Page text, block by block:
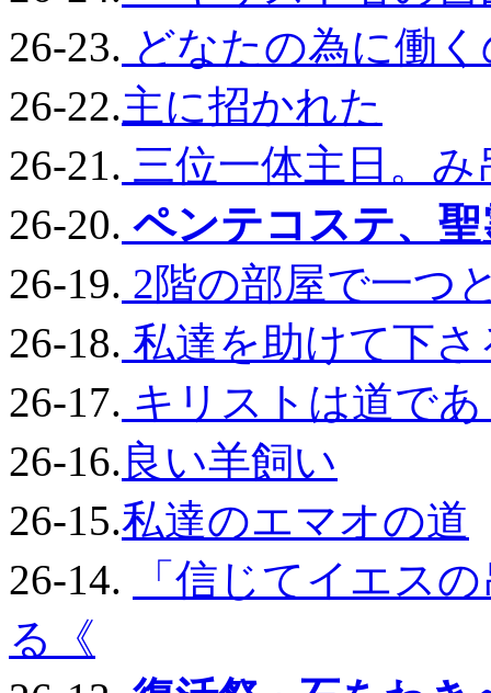
26-23. どなたの為に働
26-22.主に招かれた
26-21. 三位一体主日。
26-20. ペンテコステ、
26-19. 2階の部屋で一つ
26-18. 私達を助けて下さ
26-17. キリストは道で
26-16.良い羊飼い
26-15.私達のエマオの道
26-14.
「信じてイエス
る《